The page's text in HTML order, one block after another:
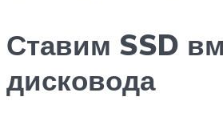
Ставим SSD
дисковода